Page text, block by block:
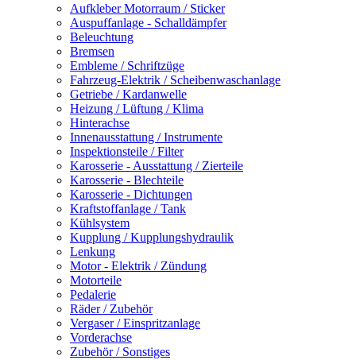
Aufkleber Motorraum / Sticker
Auspuffanlage - Schalldämpfer
Beleuchtung
Bremsen
Embleme / Schriftzüge
Fahrzeug-Elektrik / Scheibenwaschanlage
Getriebe / Kardanwelle
Heizung / Lüftung / Klima
Hinterachse
Innenausstattung / Instrumente
Inspektionsteile / Filter
Karosserie - Ausstattung / Zierteile
Karosserie - Blechteile
Karosserie - Dichtungen
Kraftstoffanlage / Tank
Kühlsystem
Kupplung / Kupplungshydraulik
Lenkung
Motor - Elektrik / Zündung
Motorteile
Pedalerie
Räder / Zubehör
Vergaser / Einspritzanlage
Vorderachse
Zubehör / Sonstiges